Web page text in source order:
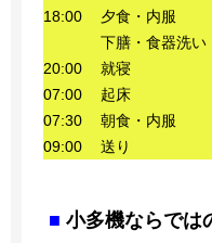
18:00
夕食・内服
下膳・食器洗い
20:00
就寝
07:00
起床
07:30
朝食・内服
09:00
送り
■ 小多機ならでは